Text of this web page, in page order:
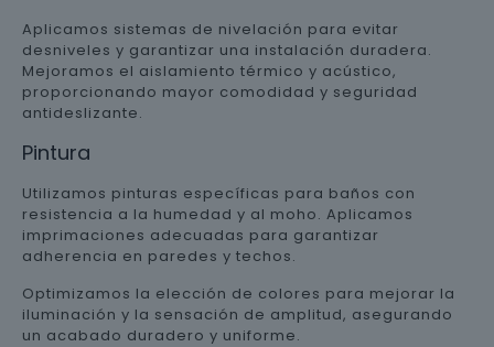
Aplicamos sistemas de nivelación para evitar
desniveles y garantizar una instalación duradera.
Mejoramos el aislamiento térmico y acústico,
proporcionando mayor comodidad y seguridad
antideslizante.
Pintura
Utilizamos pinturas específicas para baños con
resistencia a la humedad y al moho. Aplicamos
imprimaciones adecuadas para garantizar
adherencia en paredes y techos.
Optimizamos la elección de colores para mejorar la
iluminación y la sensación de amplitud, asegurando
un acabado duradero y uniforme.